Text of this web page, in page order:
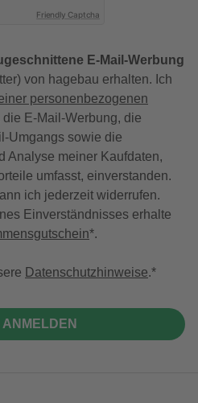
Friendly Captcha
E-Mail-Werbung
von hagebau erhalten. Ich
personenbezogenen
die E-Mail-Werbung, die
Umgangs sowie die
Analyse meiner Kaufdaten,
umfasst, einverstanden.
ich jederzeit widerrufen.
Einverständnisses erhalte
*.
Datenschutzhinweise.